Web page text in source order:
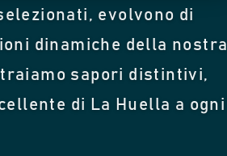
evolvono di
dinamiche della nostra
sapori distintivi,
di La Huella a ogni